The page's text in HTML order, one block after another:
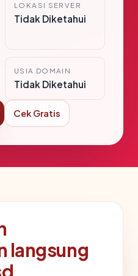
LOKASI SERVER
Tidak Diketahui
USIA DOMAIN
Tidak Diketahui
Cek Gratis
langsung